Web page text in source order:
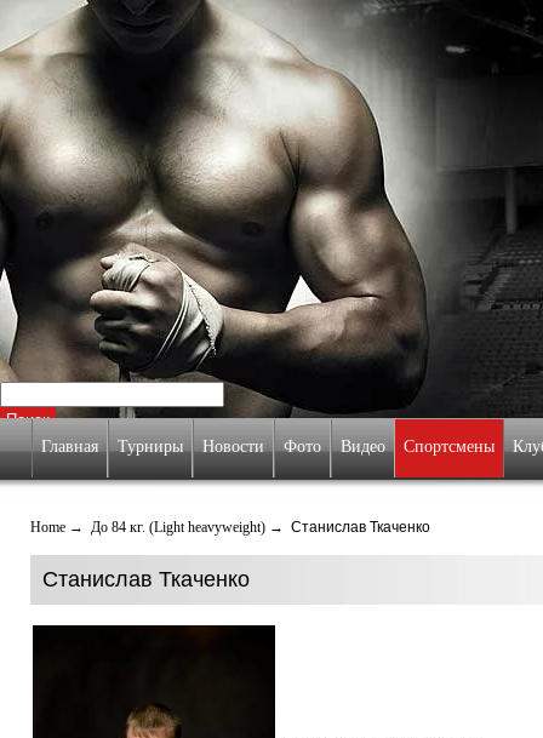
Главная Турниры Новости Фото Видео Спортсмены
Home → До 84 кг. (Light heavyweight) → Станислав Ткаченко
Станислав Ткаченко